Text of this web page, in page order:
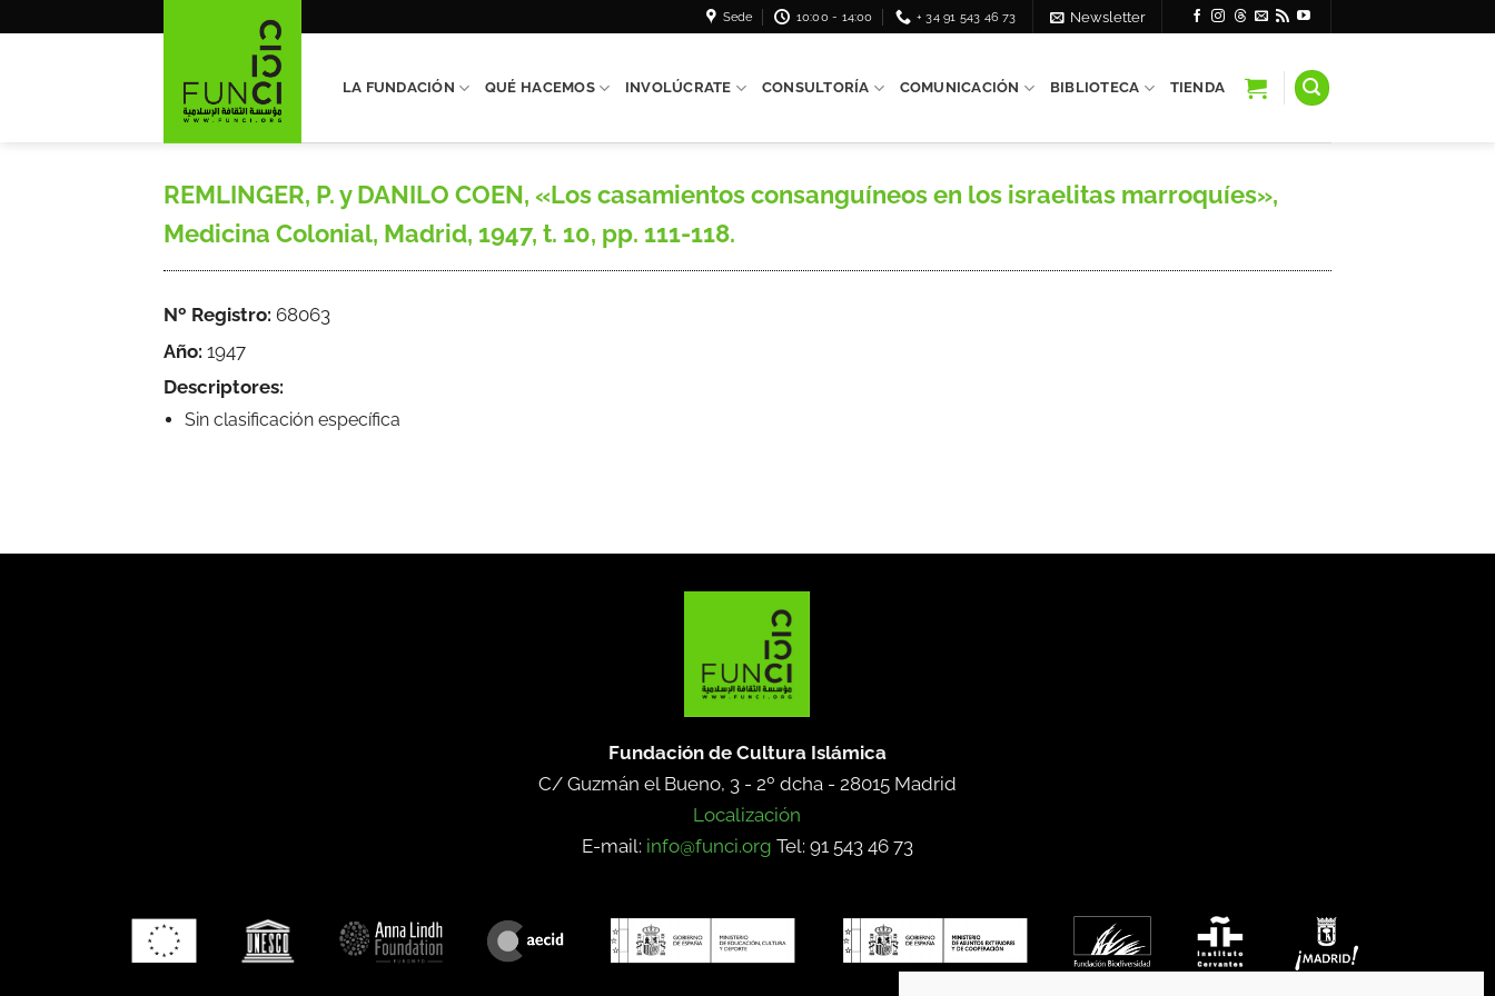
Sede 10:00 - 14:00 + 34 91 543 46 73 Newsletter
LA FUNDACIÓN QUÉ HACEMOS INVOLÚCRATE CONSULTORÍA COMUNICACIÓN BIBLIOTECA TIENDA
REMLINGER, P. y DANILO COEN, «Los casamientos consanguíneos en los israelitas marroquíes»,
Medicina Colonial, Madrid, 1947, t. 10, pp. 111-118.
Nº Registro: 68063
Año: 1947
Descriptores:
Sin clasificación específica
Fundación de Cultura Islámica
C/ Guzmán el Bueno, 3 - 2º dcha - 28015 Madrid
Localización
E-mail: info@funci.org Tel: 91 543 46 73